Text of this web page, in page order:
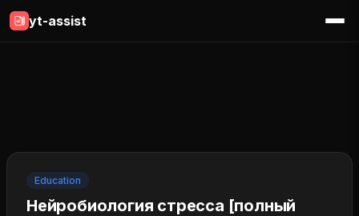
yt-assist
Education
Нейробиология стресса [полный